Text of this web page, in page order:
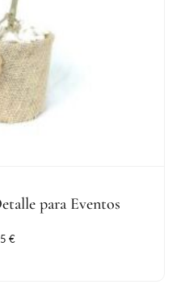
para Eventos
€